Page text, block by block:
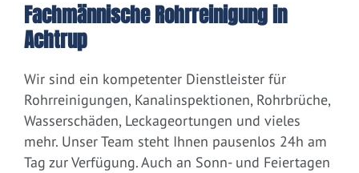
Fachmännische Rohrreinigung in
Achtrup
Wir sind ein kompetenter Dienstleister für
Rohrreinigungen, Kanalinspektionen, Rohrbrüche,
Wasserschäden, Leckageortungen und vieles
mehr. Unser Team steht Ihnen pausenlos 24h am
Tag zur Verfügung. Auch an Sonn- und Feiertagen